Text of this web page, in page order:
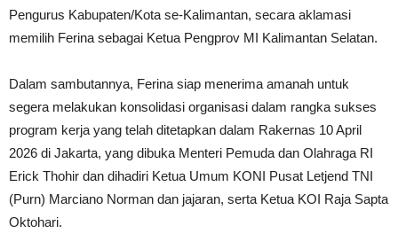
Pengurus Kabupaten/Kota se-Kalimantan, secara aklamasi
memilih Ferina sebagai Ketua Pengprov MI Kalimantan Selatan.
Dalam sambutannya, Ferina siap menerima amanah untuk
segera melakukan konsolidasi organisasi dalam rangka sukses
program kerja yang telah ditetapkan dalam Rakernas 10 April
2026 di Jakarta, yang dibuka Menteri Pemuda dan Olahraga RI
Erick Thohir dan dihadiri Ketua Umum KONI Pusat Letjend TNI
(Purn) Marciano Norman dan jajaran, serta Ketua KOI Raja Sapta
Oktohari.